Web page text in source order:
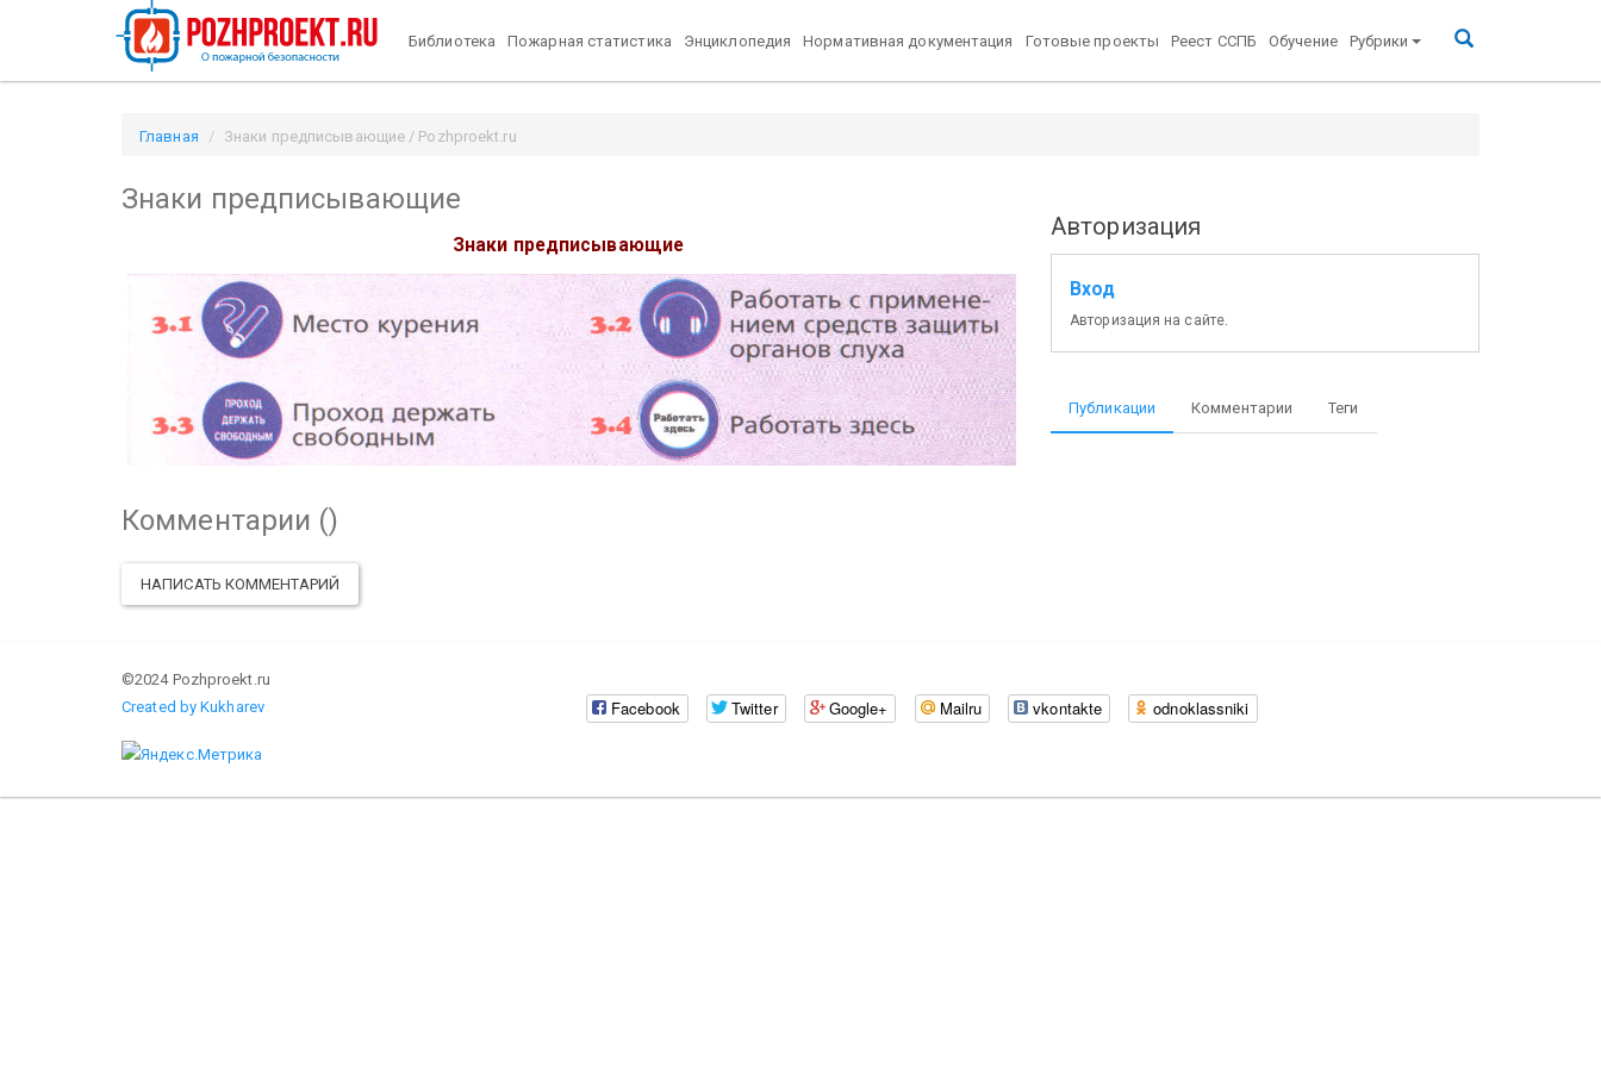
Библиотека Пожарная статистика Энциклопедия Нормативная документация Готовые проекты Реест ССПБ Обучение Рубрики
Главная Знаки предписывающие / Pozhproekt.ru
Знаки предписывающие
Знаки предписывающие
Комментарии ()
НАПИСАТЬ КОММЕНТАРИЙ
Авторизация
Вход
Авторизация на сайте.
Публикации Комментарии Теги
©2024 Pozhproekt.ru
Created by Kukharev
Facebook Twitter Google+ Mailru vkontakte odnoklassniki